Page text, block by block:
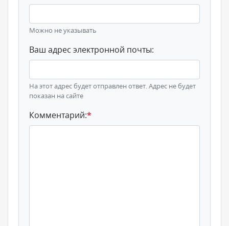
Можно не указывать
Ваш адрес электронной почты:
На этот адрес будет отправлен ответ. Адрес не будет
показан на сайте
Комментарий:*